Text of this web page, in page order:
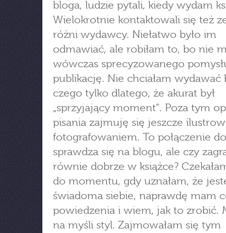
bloga, ludzie pytali, kiedy wydam
Wielokrotnie kontaktowali się też
różni wydawcy. Niełatwo było im
odmawiać, ale robiłam to, bo nie
wówczas sprecyzowanego
publikację. Nie chciałam wydawać
czego tylko dlatego, że akurat był
„sprzyjający moment". Poza tym
pisania zajmuję się jeszcze
fotografowaniem. To połączenie
sprawdza się na blogu, ale czy
równie dobrze w książce?
do momentu, gdy uznałam, że
świadoma siebie, naprawdę mam
powiedzenia i wiem, jak to zrobić.
na myśli styl. Zajmowałam się tym